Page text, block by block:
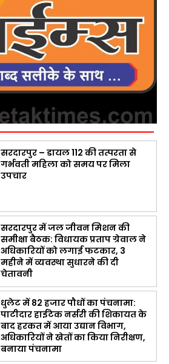
सरदारपुर – डायल 112 की तत्परता से
गर्भवती महिला को समय पर मिला
उपचार
सरदारपुर में जल जीवन मिशन की
समीक्षा बैठक: विधायक प्रताप ग्रेवाल ने
अधिकारियों को लगाई फटकार, 3
महीने में व्यवस्था सुधारने की दी
चेतावनी
धुलेट में 82 हजार पौधों का पंचनामा:
पाटीदार हाईटेक नर्सरी की शिकायत के
बाद हरकत में आया उद्यान विभाग,
अधिकारियों ने खेतों का किया निरीक्षण,
बनाया पंचनामा